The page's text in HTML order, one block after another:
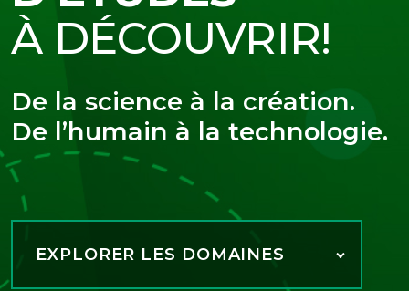
À DÉCOUVRIR!
De la science à la création.
De l’humain à la technologie.
EXPLORER LES DOMAINES